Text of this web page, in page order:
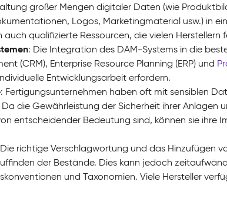
großer Mengen digitaler Daten (wie
Logos, Marketingmaterial usw.) in
qualifizierte Ressourcen, die vielen Herstellern
: Die Integration des DAM-Systems in die
(CRM), Enterprise Resource Planning (ERP) und
Entwicklungsarbeit erfordern.
: Fertigungsunternehmen haben oft mit sensiblen
die Gewährleistung der Sicherheit ihrer Anlagen
entscheidender Bedeutung sind, können sie ihre
richtige Verschlagwortung und das Hinzufügen
der Bestände. Dies kann jedoch
und Taxonomien. Viele Hersteller